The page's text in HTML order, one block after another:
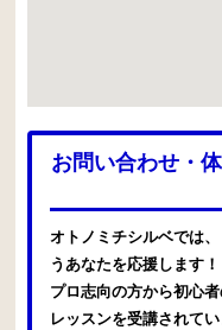
お問い合わせ・
オトノミチシルベでは
うあなたを応援します！
プロ志向の方から初心
レッスンを受講されてい